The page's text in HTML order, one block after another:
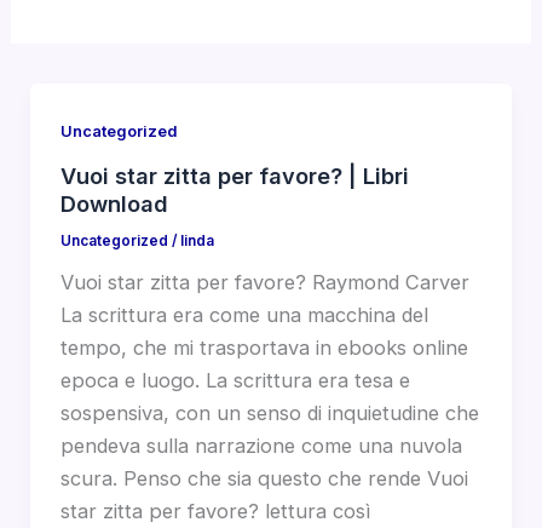
Uncategorized
Vuoi star zitta per favore? | Libri
Download
Uncategorized / linda
Vuoi star zitta per favore? Raymond Carver
La scrittura era come una macchina del
tempo, che mi trasportava in ebooks online
epoca e luogo. La scrittura era tesa e
sospensiva, con un senso di inquietudine che
pendeva sulla narrazione come una nuvola
scura. Penso che sia questo che rende Vuoi
star zitta per favore? lettura così